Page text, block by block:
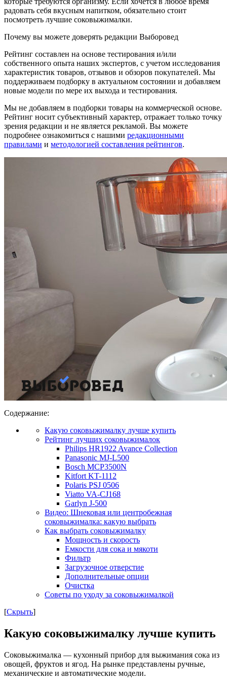
радовать себя вкусным напитком, обязательно стоит
посмотреть лучшие соковыжималки.
Почему вы можете доверять редакции Выборовед
Рейтинг составлен на основе тестирования и/или
собственного опыта наших экспертов, с учетом исследования
характеристик товаров, отзывов и обзоров покупателей. Мы
поддерживаем подборку в актуальном состоянии и добавляем
новые модели по мере их выхода и тестирования.
Мы не добавляем в подборки товары на коммерческой основе.
Рейтинг носит субъективный характер, отражает только точку
зрения редакции и не является рекламой. Вы можете
подробнее ознакомиться с нашими редакционными
правилами и методологией составления рейтингов.
Содержание:
Какую соковыжималку лучше купить
Рейтинг лучших соковыжималок
Philips HR1922 Avance Collection
Panasonic MJ-L500
Bosch MCP3500N
Kitfort KT-1112
Polaris PSJ 0506
Viatto VA-CJ168
Garlyn J-500
Видео: Шнековая или центробежная
соковыжималка: какую выбрать
Как выбрать соковыжималку
Мощность и скорость
Емкости для сока и мякоти
Фильтр
Загрузочное отверстие
Дополнительные опции
Очистка
Советы по уходу за соковыжималкой
[Скрыть]
Какую соковыжималку лучше купить
Соковыжималка — кухонный прибор для выжимания сока из
овощей, фруктов и ягод. На рынке представлены ручные,
механические и автоматические модели.